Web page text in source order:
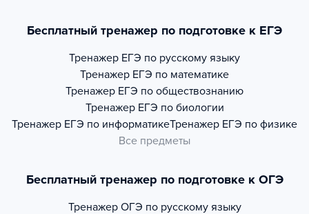
Бесплатный тренажер по подготовке к ЕГЭ
Тренажер ЕГЭ по русскому языку
Тренажер ЕГЭ по математике
Тренажер ЕГЭ по обществознанию
Тренажер ЕГЭ по биологии
Тренажер ЕГЭ по информатикеТренажер ЕГЭ по физике
Все предметы
Бесплатный тренажер по подготовке к ОГЭ
Тренажер ОГЭ по русскому языку